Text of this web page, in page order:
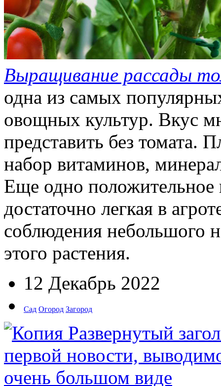
Выращивание рассады
одна из самых
овощных культур. Вкус
представить без томата.
набор витаминов,
Еще одно положительное
достаточно легкая в
соблюдения небольшого
этого растения.
12 Декабрь 2022
Сад Огород Загород